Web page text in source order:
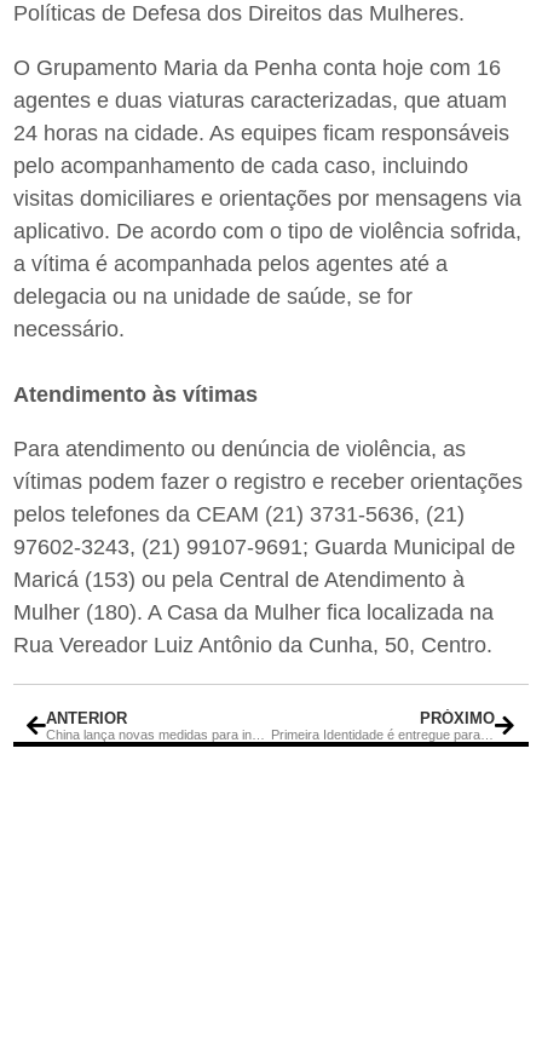
Políticas de Defesa dos Direitos das Mulheres.
O Grupamento Maria da Penha conta hoje com 16
agentes e duas viaturas caracterizadas, que atuam
24 horas na cidade. As equipes ficam responsáveis
pelo acompanhamento de cada caso, incluindo
visitas domiciliares e orientações por mensagens via
aplicativo. De acordo com o tipo de violência sofrida,
a vítima é acompanhada pelos agentes até a
delegacia ou na unidade de saúde, se for
necessário.
Atendimento às vítimas
Para atendimento ou denúncia de violência, as
vítimas podem fazer o registro e receber orientações
pelos telefones da CEAM (21) 3731-5636, (21)
97602-3243, (21) 99107-9691; Guarda Municipal de
Maricá (153) ou pela Central de Atendimento à
Mulher (180). A Casa da Mulher fica localizada na
Rua Vereador Luiz Antônio da Cunha, 50, Centro.
ANTERIOR
China lança novas medidas para incentivar consumo de veículos e eletrônicos
PRÓXIMO
Primeira Identidade é entregue para beneficiários do Programa Criança Feliz em Itaboraí